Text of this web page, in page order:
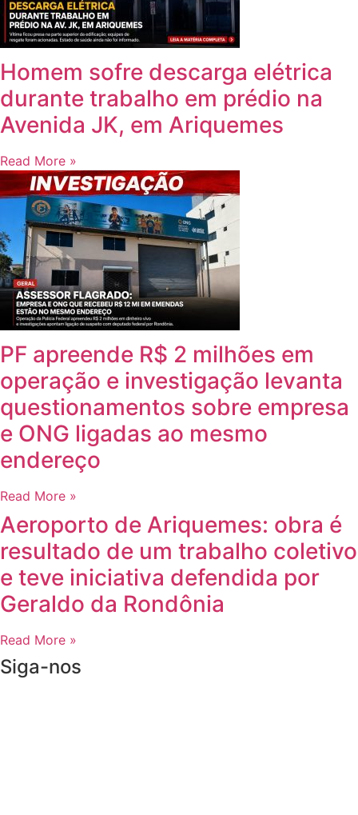
Homem sofre descarga elétrica
durante trabalho em prédio na
Avenida JK, em Ariquemes
Read More »
PF apreende R$ 2 milhões em
operação e investigação levanta
questionamentos sobre empresa
e ONG ligadas ao mesmo
endereço
Read More »
Aeroporto de Ariquemes: obra é
resultado de um trabalho coletivo
e teve iniciativa defendida por
Geraldo da Rondônia
Read More »
Siga-nos